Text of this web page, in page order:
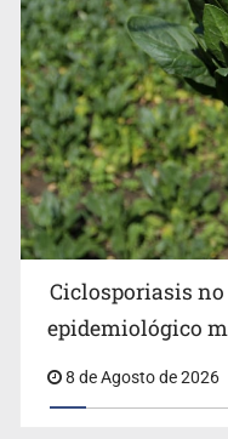
Ciclosporiasis
epidemiológico
8 de Agosto de 2026